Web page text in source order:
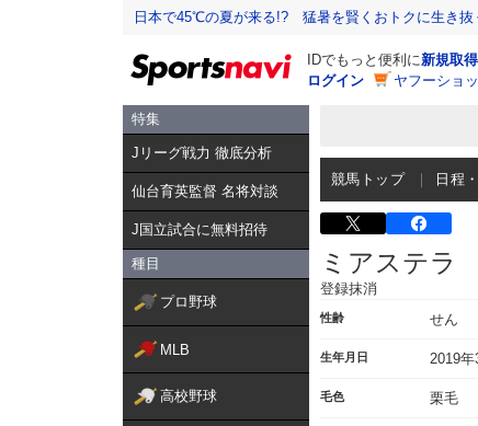
日本で45℃の夏が来る!? 猛暑を賢くおトクに生き抜
IDでもっと便利に新規取得
ログイン
ヤフーショ
特集
Jリーグ戦力 徹底分析
仙台育英監督 名将対談
J国立試合に無料招待
種目
プロ野球
MLB
高校野球
競馬トップ 日程
ミアステラ
登録抹消
性齢 せん
生年月日 2019年
毛色 栗毛